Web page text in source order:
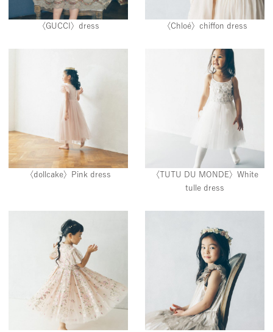
〈GUCCI〉dress 〈Chloé〉chiffon dress
〈dollcake〉Pink dress
〈TUTU DU MONDE〉White
tulle dress